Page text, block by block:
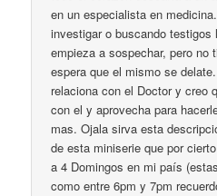
en un especialista en
investigar o buscando testigos
empieza a sospechar, pero no
espera que el mismo se
relaciona con el Doctor y creo
con el y aprovecha para
mas. Ojala sirva esta
de esta miniserie que por
a 4 Domingos en mi país
como entre 6pm y 7pm